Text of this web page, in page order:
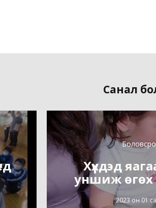
Санал
Хүүхдэд
уншиж өгөх
2023 он 01